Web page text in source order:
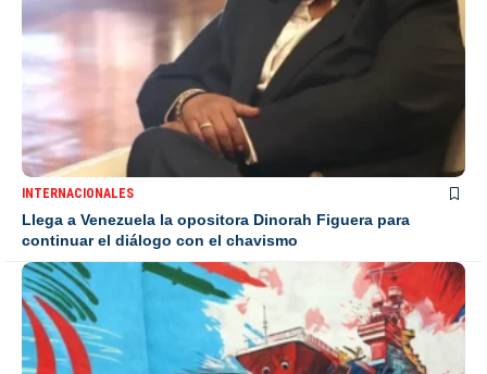
INTERNACIONALES
Llega a Venezuela la opositora Dinorah Figuera para
continuar el diálogo con el chavismo